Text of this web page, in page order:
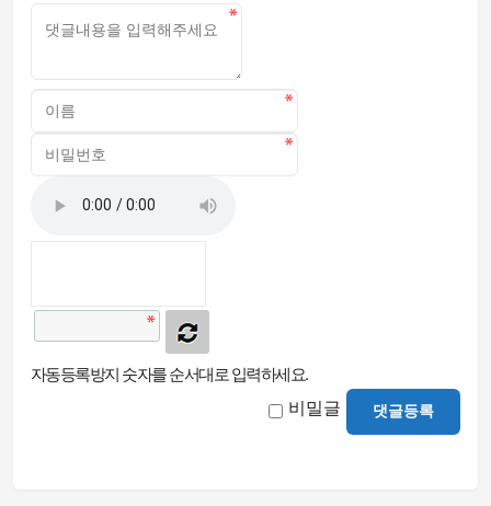
자동등록방지 숫자를 순서대로 입력하세요.
비밀글 댓글등록